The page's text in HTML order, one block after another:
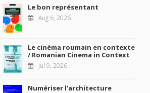
Le bon représentant
Aug 6, 2026
Le cinéma roumain en contexte
/ Romanian Cinema in Context
Jul 9, 2026
Numériser l'architecture